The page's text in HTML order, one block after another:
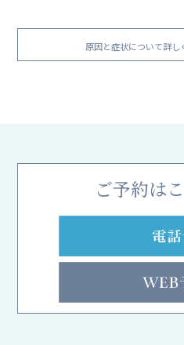
原因と症状について詳し
ご予約は